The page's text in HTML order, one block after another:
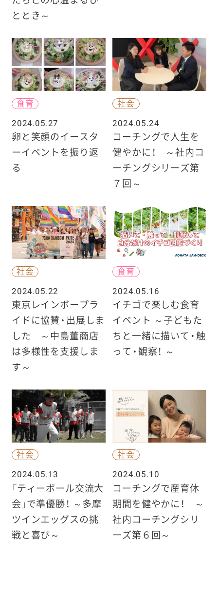
ととき～
食育
2024.05.27
卵と笑顔のイースタ
ーイベントを振り返
る
社会
2024.05.24
コーチングで人生を
健やかに！ ～社内コ
ーチングシリーズ第
７回～
社会
2024.05.22
東京レインボープラ
イドに協賛・出展しま
した ～中島董商店
は多様性を支援しま
す～
食育
2024.05.16
イチゴで楽しむ食育
イベント ～子どもた
ちと一緒に描いて・触
って・観察！ ～
社会
2024.05.13
「ティーボール交流大
会」で準優勝！ ～多摩
ツインエッグスの挑
戦と喜び～
社会
2024.05.10
コーチングで産育休
期間を健やかに！ ～
社内コーチングシリ
ーズ第６回～